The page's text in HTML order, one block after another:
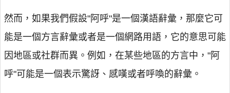
然而，如果我們假設"阿呼"是一個漢語辭彙，那麼它可
能是一個方言辭彙或者是一個網路用語，它的意思可能
因地區或社群而異。例如，在某些地區的方言中，"阿
呼"可能是一個表示驚訝、感嘆或者呼喚的辭彙。